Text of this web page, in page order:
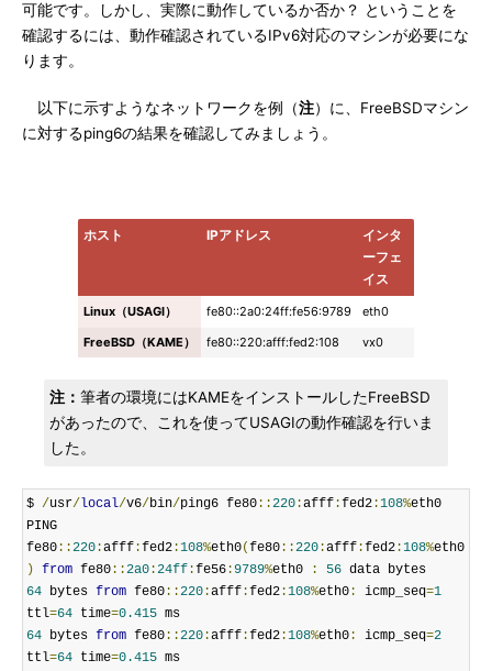
可能です。しかし、実際に動作しているか否か？ ということを
確認するには、動作確認されているIPv6対応のマシンが必要にな
ります。
以下に示すようなネットワークを例（注）に、FreeBSDマシン
に対するping6の結果を確認してみましょう。
ホスト IPアドレス
インタ
ーフェ
イス
Linux（USAGI） fe80::2a0:24ff:fe56:9789
eth0
FreeBSD（KAME）
fe80::220:afff:fed2:108 vx0
注：筆者の環境にはKAMEをインストールしたFreeBSD
があったので、これを使ってUSAGIの動作確認を行いま
した。
$ /usr/ local/v6/bin/ping6 fe80::220:afff:fed2:108%eth0
PING
fe80::220:afff:fed2:108%eth0(fe80::220:afff:fed2:108%eth0
) from fe80::2a0:24ff:fe56:9789%eth0 : 56
64 bytes from fe80::220:afff:fed2:108%eth0: icmp_seq=1
ttl=64 time=0.415
64 bytes from fe80::220:afff:fed2:108%eth0: icmp_seq=2
ttl=64 time=0.415